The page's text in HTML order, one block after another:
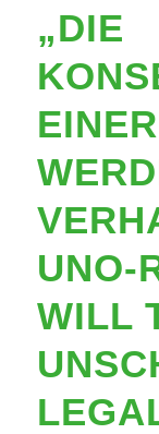
„DIE
UNO-
WILL